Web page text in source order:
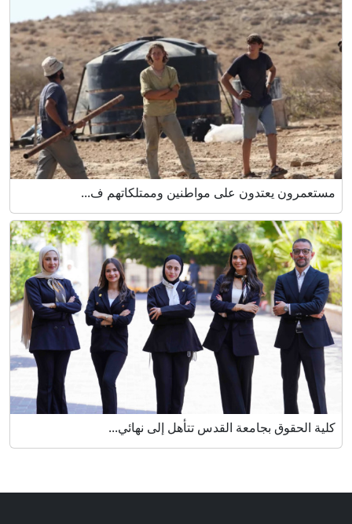
مستعمرون يعتدون على مواطنين وممتلكاتهم ف...
كلية الحقوق بجامعة القدس تتأهل إلى نهائي...